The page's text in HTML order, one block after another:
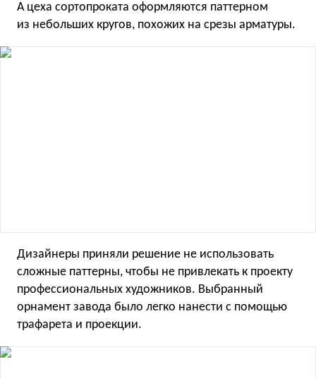
А цеха сортопроката оформляются паттерном
из небольших кругов, похожих на срезы арматуры.
Дизайнеры приняли решение не использовать
сложные паттерны, чтобы не привлекать к проекту
профессиональных художников. Выбранный
орнамент завода было легко нанести с помощью
трафарета и проекции.